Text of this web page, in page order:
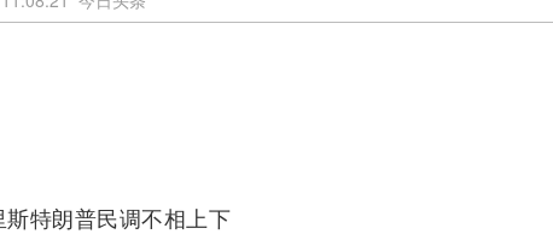
斯特朗普民调不相上下